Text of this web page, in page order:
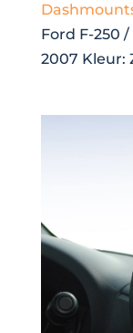
Ford F-250
2007 Kleur: